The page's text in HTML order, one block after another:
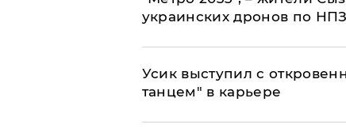
украинских дронов по НПЗ
Усик выступил с
танцем" в карьере